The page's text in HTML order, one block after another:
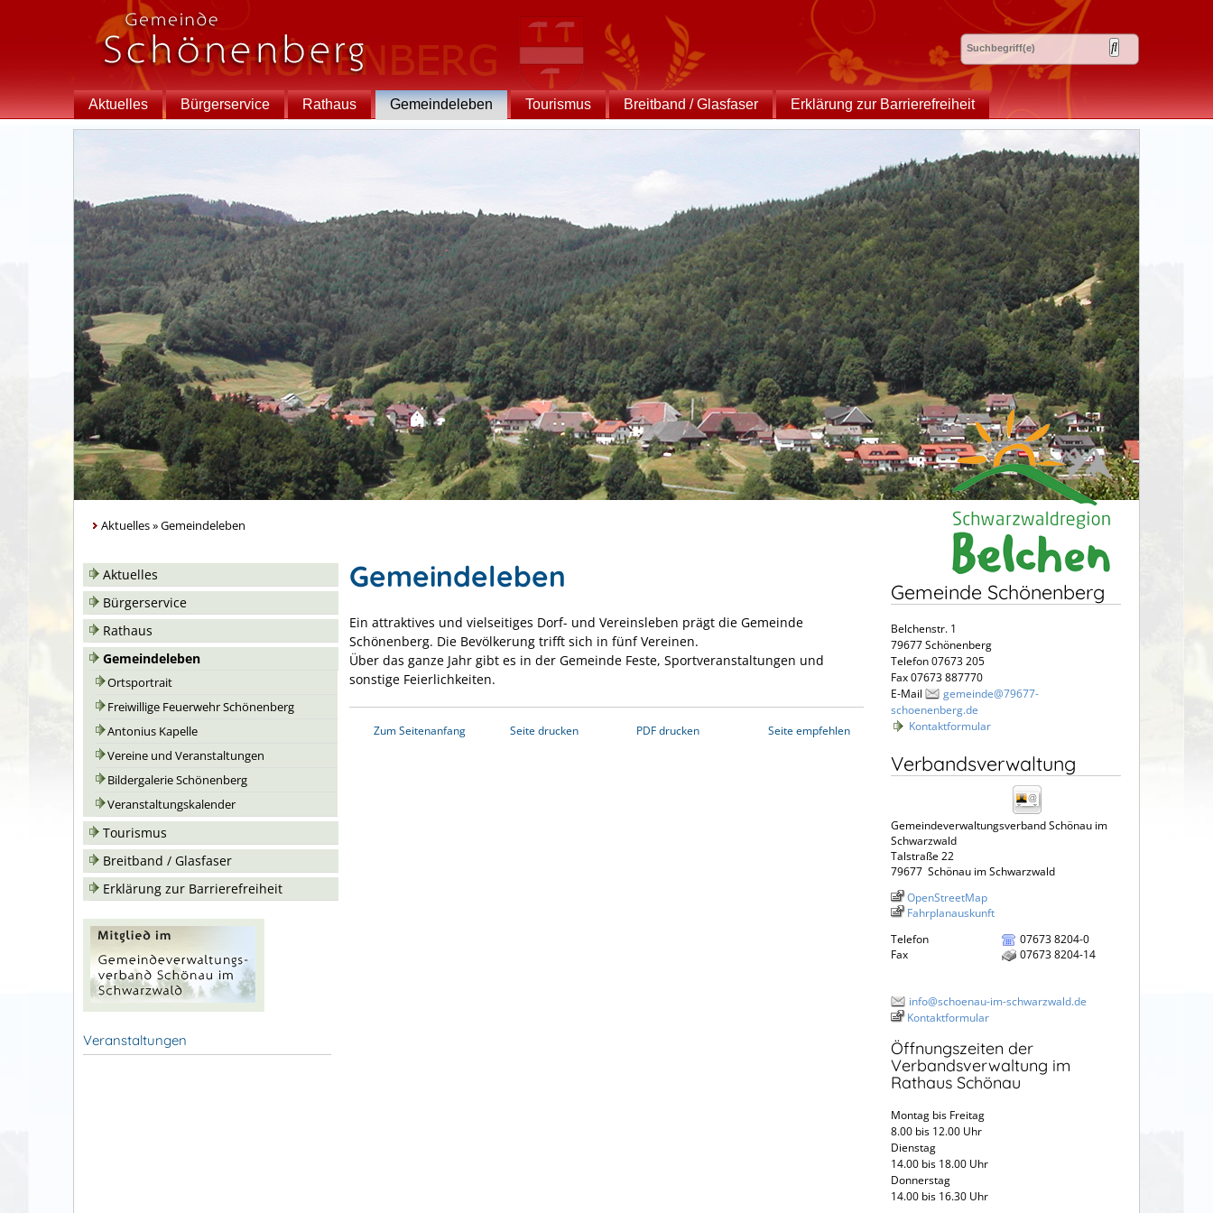
Aktuelles Bürgerservice Rathaus Gemeindeleben Tourismus Breitband / Glasfaser Erklärung zur Barrierefreiheit
Aktuelles»Gemeindeleben
Aktuelles
Bürgerservice
Rathaus
Gemeindeleben
Ortsportrait
Freiwillige Feuerwehr Schönenberg
Antonius Kapelle
Vereine und Veranstaltungen
Bildergalerie Schönenberg
Veranstaltungskalender
Tourismus
Breitband / Glasfaser
Erklärung zur Barrierefreiheit
Veranstaltungen
Gemeindeleben
Ein attraktives und vielseitiges Dorf- und Vereinsleben prägt die Gemeinde
Schönenberg. Die Bevölkerung trifft sich in fünf Vereinen.
Über das ganze Jahr gibt es in der Gemeinde Feste, Sportveranstaltungen und
sonstige Feierlichkeiten.
Zum Seitenanfang Seite drucken PDF drucken Seite empfehlen
Gemeinde Schönenberg
Belchenstr. 1
79677 Schönenberg
Telefon 07673 205
Fax 07673 887770
E-Mail
gemeinde@79677-
schoenenberg.de
Kontaktformular
Verbandsverwaltung
Gemeindeverwaltungsverband Schönau im
Schwarzwald
Talstraße 22
79677 Schönau im Schwarzwald
OpenStreetMap
Fahrplanauskunft
Telefon
07673 8204-0
Fax
07673 8204-14
info@schoenau-im-schwarzwald.de
Kontaktformular
Öffnungszeiten der
Verbandsverwaltung im
Rathaus Schönau
Montag bis Freitag
8.00 bis 12.00 Uhr
Dienstag
14.00 bis 18.00 Uhr
Donnerstag
14.00 bis 16.30 Uhr